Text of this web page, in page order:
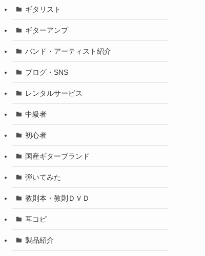
ギタリスト
ギターアンプ
バンド・アーティスト紹介
ブログ・SNS
レンタルサービス
中級者
初心者
国産ギターブランド
弾いてみた
教則本・教則ＤＶＤ
耳コピ
製品紹介